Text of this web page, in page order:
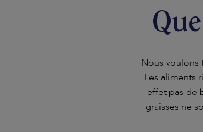
Nous voulons
Les aliments
effet pas de
graisses ne